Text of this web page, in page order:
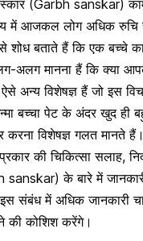
(Garbh sanskar)
में आजकल लोग अधिक रुचि
शोध बताते हैं कि एक बच्चे
अलग मानना हैं कि क्या
अन्य विशेषज्ञ हैं जो इस
बच्चा पेट के अंदर खुद ही
विशेषज्ञ गलत मानते हैं।
की चिकित्सा सलाह,
sanskar) के बारे में
संबंध में अधिक जानकारी
की कोशिश करेंगे।